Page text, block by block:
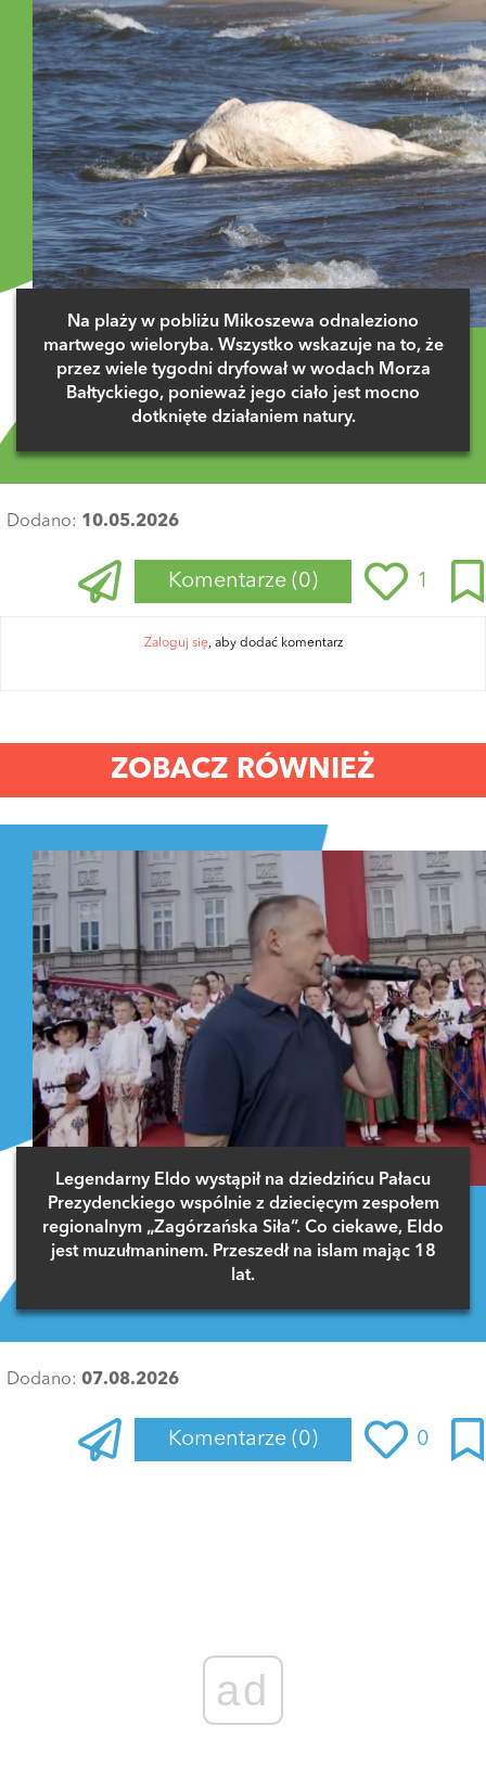
Na plaży w pobliżu Mikoszewa odnaleziono
martwego wieloryba. Wszystko wskazuje na to, że
przez wiele tygodni dryfował w wodach Morza
Bałtyckiego, ponieważ jego ciało jest mocno
dotknięte działaniem natury.
Dodano: 10.05.2026
Komentarze (0) 1
Zaloguj się, aby dodać komentarz
ZOBACZ RÓWNIEŻ
Legendarny Eldo wystąpił na dziedzińcu Pałacu
Prezydenckiego wspólnie z dziecięcym zespołem
regionalnym „Zagórzańska Siła”. Co ciekawe, Eldo
jest muzułmaninem. Przeszedł na islam mając 18
lat.
Dodano: 07.08.2026
Komentarze (0) 0
ad